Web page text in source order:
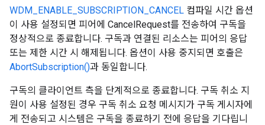
WDM_ENABLE_SUBSCRIPTION_CANCEL 컴파일 시간 옵션
이 사용 설정되면 피어에 CancelRequest를 전송하여 구독을
정상적으로 종료합니다. 구독과 연결된 리소스는 피어의 응답
또는 제한 시간 시 해제됩니다. 옵션이 사용 중지되면 호출은
AbortSubscription()과 동일합니다.
구독의 클라이언트 측을 단계적으로 종료합니다. 구독 취소 지
원이 사용 설정된 경우 구독 취소 요청 메시지가 구독 게시자에
게 전송되고 시스템은 구독을 종료하기 전에 응답을 기다립니